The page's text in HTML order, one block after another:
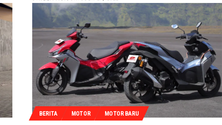
BERITA MOTOR MOTOR BARU